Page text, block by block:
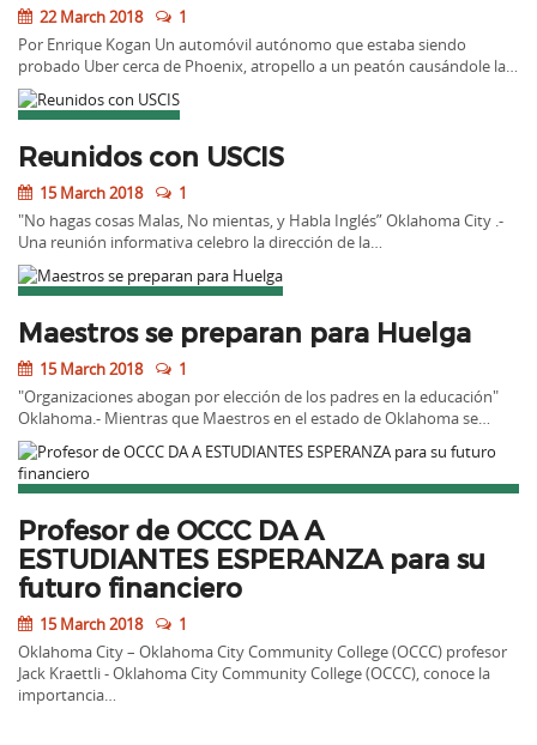
22 March 2018
1
Por Enrique Kogan Un automóvil autónomo que estaba siendo
probado Uber cerca de Phoenix, atropello a un peatón causándole la…
Reunidos con USCIS
15 March 2018
1
"No hagas cosas Malas, No mientas, y Habla Inglés” Oklahoma City .-
Una reunión informativa celebro la dirección de la…
Maestros se preparan para Huelga
15 March 2018
1
"Organizaciones abogan por elección de los padres en la educación"
Oklahoma.- Mientras que Maestros en el estado de Oklahoma se…
Profesor de OCCC DA A
ESTUDIANTES ESPERANZA para su
futuro financiero
15 March 2018
1
Oklahoma City – Oklahoma City Community College (OCCC) profesor
Jack Kraettli - Oklahoma City Community College (OCCC), conoce la
importancia…